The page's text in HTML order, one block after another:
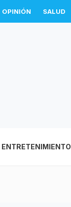
OPINIÓN SALUD
ENTRETENIMIENTO